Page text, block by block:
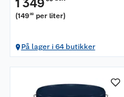
1 349
(14989 per liter)
På lager i 64 butikker